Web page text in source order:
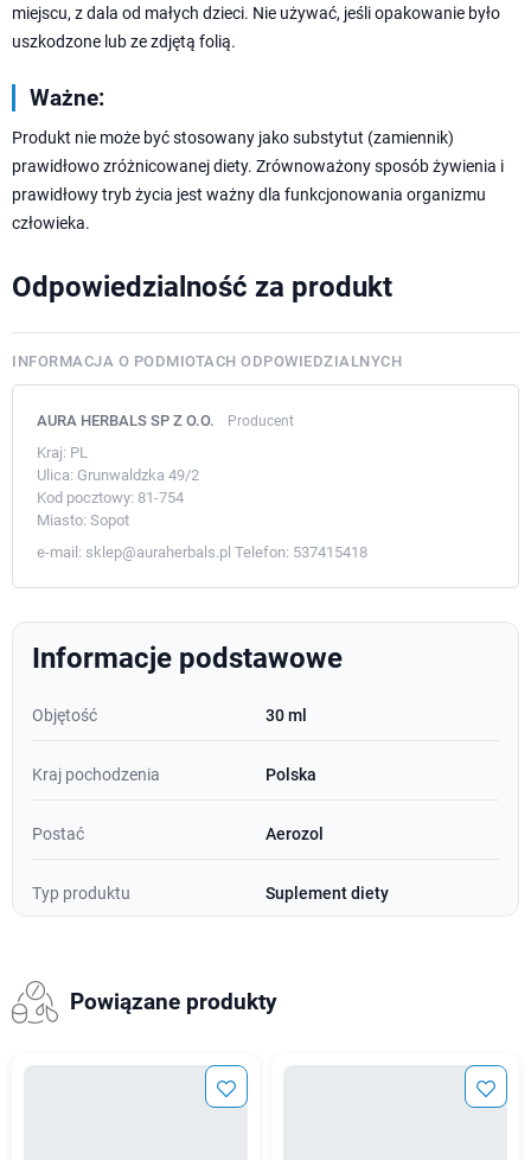
miejscu, z dala od małych dzieci. Nie używać, jeśli opakowanie było
uszkodzone lub ze zdjętą folią.
Ważne:
Produkt nie może być stosowany jako substytut (zamiennik)
prawidłowo zróżnicowanej diety. Zrównoważony sposób żywienia i
prawidłowy tryb życia jest ważny dla funkcjonowania organizmu
człowieka.
Odpowiedzialność za produkt
INFORMACJA O PODMIOTACH ODPOWIEDZIALNYCH
AURA HERBALS SP Z O.O. Producent
Kraj: PL
Ulica: Grunwaldzka 49/2
Kod pocztowy: 81-754
Miasto: Sopot
e-mail: sklep@auraherbals.pl Telefon: 537415418
Informacje podstawowe
Objętość 30 ml
Kraj pochodzenia Polska
Postać Aerozol
Typ produktu Suplement diety
Powiązane produkty